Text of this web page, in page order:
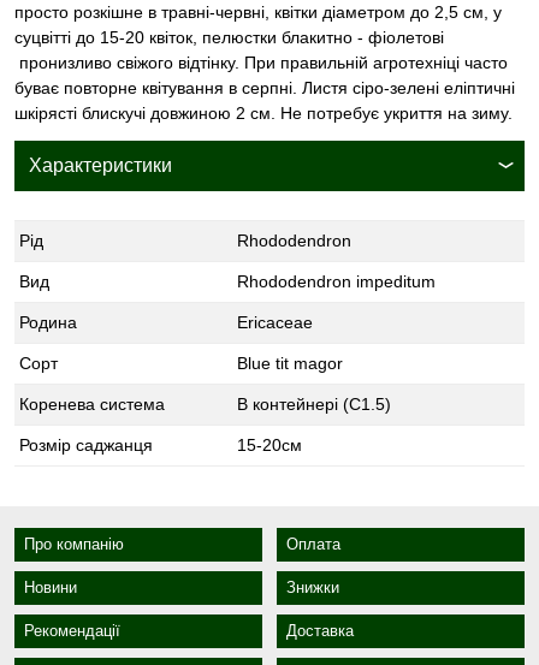
просто розкішне в травні-червні, квітки діаметром до 2,5 см, у
суцвітті до 15-20 квіток, пелюстки блакитно - фіолетові
пронизливо свіжого відтінку. При правильній агротехніці часто
буває повторне квітування в серпні. Листя сіро-зелені еліптичні
шкірясті блискучі довжиною 2 см. Не потребує укриття на зиму.
Характеристики
Рід Rhododendron
Вид Rhododendron impeditum
Родина Ericaceae
Сорт Blue tit magor
Коренева система В контейнері (С1.5)
Розмір саджанця 15-20см
Про компанію Оплата
Новини Знижки
Рекомендації Доставка